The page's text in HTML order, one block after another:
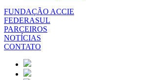
FUNDAÇÃO ACCIE
FEDERASUL
PARCEIROS
NOTÍCIAS
CONTATO